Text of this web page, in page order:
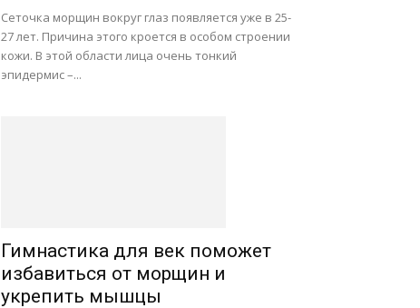
Сеточка морщин вокруг глаз появляется уже в 25-
27 лет. Причина этого кроется в особом строении
кожи. В этой области лица очень тонкий
эпидермис –...
Гимнастика для век поможет
избавиться от морщин и
укрепить мышцы